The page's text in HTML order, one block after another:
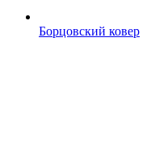
Борцовский ковер